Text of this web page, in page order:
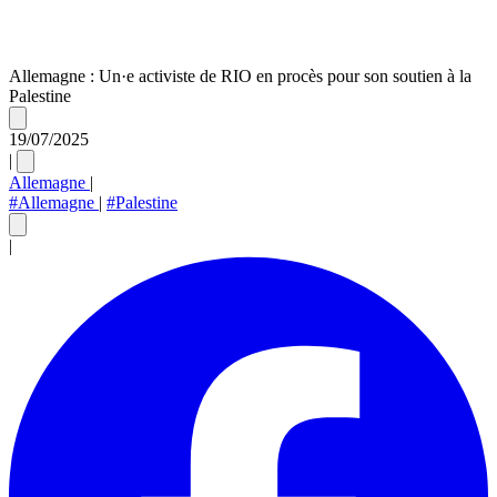
Allemagne : Un·e activiste de RIO en procès pour son soutien à la
Palestine
19/07/2025
|
Allemagne |
#Allemagne | #Palestine
|